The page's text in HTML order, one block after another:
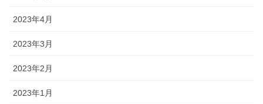
2023年4月
2023年3月
2023年2月
2023年1月